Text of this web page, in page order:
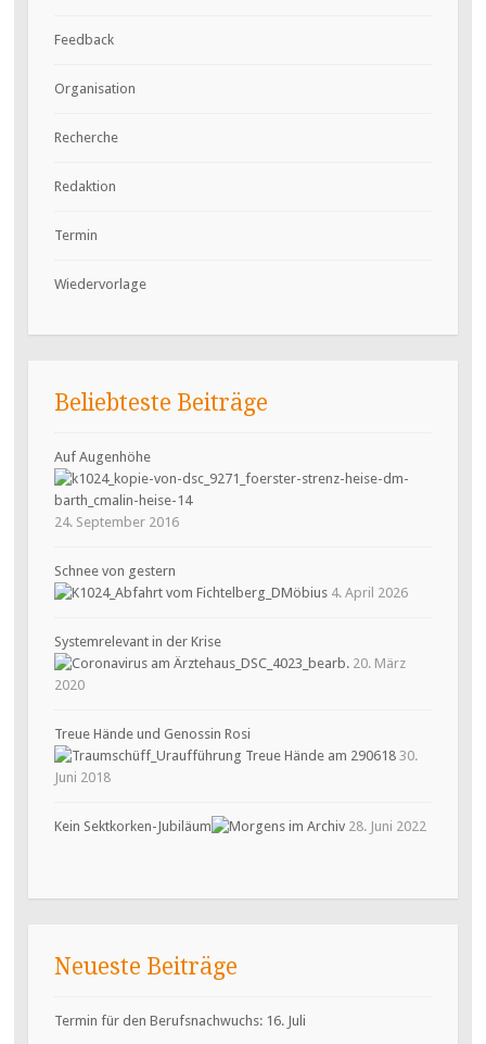
Feedback
Organisation
Recherche
Redaktion
Termin
Wiedervorlage
Beliebteste Beiträge
Auf Augenhöhe
24. September 2016
Schnee von gestern
4. April 2026
Systemrelevant in der Krise
20. März
2020
Treue Hände und Genossin Rosi
30.
Juni 2018
Kein Sektkorken-Jubiläum 28. Juni 2022
Neueste Beiträge
Termin für den Berufsnachwuchs: 16. Juli